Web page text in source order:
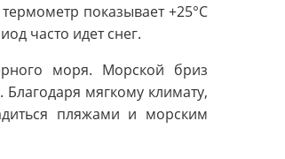
показывает +25°С
часто идет снег.
моря. Морской бриз
мягкому климату,
пляжами и морским